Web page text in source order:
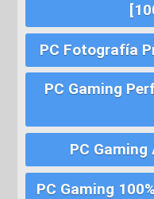
PC Fotografía
PC Gaming
PC Gaming
PC Gaming